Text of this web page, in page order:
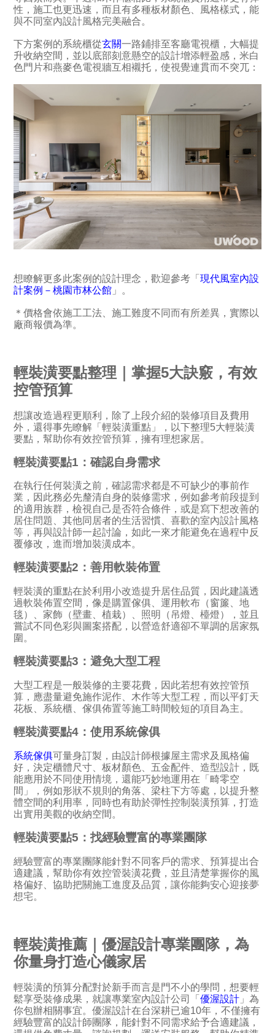
性，施工也更迅速，而且有多種板材顏色、風格樣式，能
與不同室內設計風格完美融合。
下方案例的系統櫃從玄關一路鋪排至客廳電視櫃，大幅提
升收納空間，並以底部刻意懸空的設計增添輕盈感，米白
色門片和燕麥色電視牆互相襯托，使視覺連貫而不突兀：
想瞭解更多此案例的設計理念，歡迎參考「現代風室內設
計案例－桃園市林公館 」。
＊價格會依施工工法、施工難度不同而有所差異，實際以
廠商報價為準。
輕裝潢要點整理｜掌握5大訣竅，有效
控管預算
想讓改造過程更順利，除了上段介紹的裝修項目及費用
外，還得事先瞭解「輕裝潢重點」，以下整理5大輕裝潢
要點，幫助你有效控管預算，擁有理想家居。
輕裝潢要點1：確認自身需求
在執行任何裝潢之前，確認需求都是不可缺少的事前作
業，因此務必先釐清自身的裝修需求，例如參考前段提到
的適用族群，檢視自己是否符合條件，或是寫下想改善的
居住問題、其他同居者的生活習慣、喜歡的室內設計風格
等，再與設計師一起討論，如此一來才能避免在過程中反
覆修改，進而增加裝潢成本。
輕裝潢要點2：善用軟裝佈置
輕裝潢的重點在於利用小改造提升居住品質，因此建議透
過軟裝佈置空間，像是購置傢俱、運用軟布（窗簾、地
毯）、家飾（壁畫、植栽）、照明（吊燈、檯燈），並且
嘗試不同色彩與圖案搭配，以營造舒適卻不單調的居家氛
圍。
輕裝潢要點3：避免大型工程
大型工程是一般裝修的主要花費，因此若想有效控管預
算，應盡量避免施作泥作、木作等大型工程，而以平釘天
花板、系統櫃、傢俱佈置等施工時間較短的項目為主。
輕裝潢要點4：使用系統傢俱
系統傢俱可量身訂製，由設計師根據屋主需求及風格偏
好，決定櫃體尺寸、板材顏色、五金配件、造型設計，既
能應用於不同使用情境，還能巧妙地運用在「畸零空
間」，例如形狀不規則的角落、梁柱下方等處，以提升整
體空間的利用率，同時也有助於彈性控制裝潢預算，打造
出實用美觀的收納空間。
輕裝潢要點5：找經驗豐富的專業團隊
經驗豐富的專業團隊能針對不同客戶的需求、預算提出合
適建議，幫助你有效控管裝潢花費，並且清楚掌握你的風
格偏好、協助把關施工進度及品質，讓你能夠安心迎接夢
想宅。
輕裝潢推薦｜優渥設計專業團隊，為
你量身打造心儀家居
輕裝潢的預算分配對於新手而言是門不小的學問，想要輕
鬆享受裝修成果，就讓專業室內設計公司「優渥設計 」為
你包辦相關事宜。優渥設計在台深耕已逾10年，不僅擁有
經驗豐富的設計師團隊，能針對不同需求給予合適建議，